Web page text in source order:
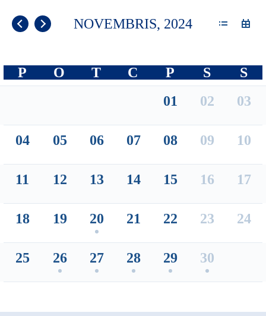
NOVEMBRIS, 2024
P O T C P S
S
01
02 03
04 05 06 07 08 09 10
11 12 13 14 15 16 17
18 19 20 21 22 23 24
25 26 27 28 29 30